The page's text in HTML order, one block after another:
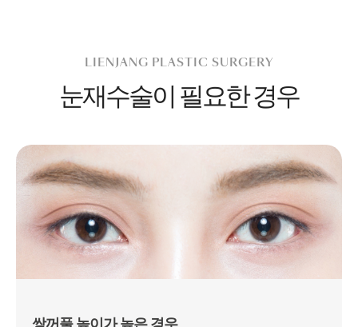
LIENJANG PLASTIC SURGERY
눈재수술이 필요한 경우
쌍꺼풀 높이가 높은 경우